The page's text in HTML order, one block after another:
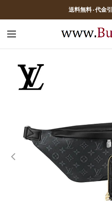
送料無料 · 代金